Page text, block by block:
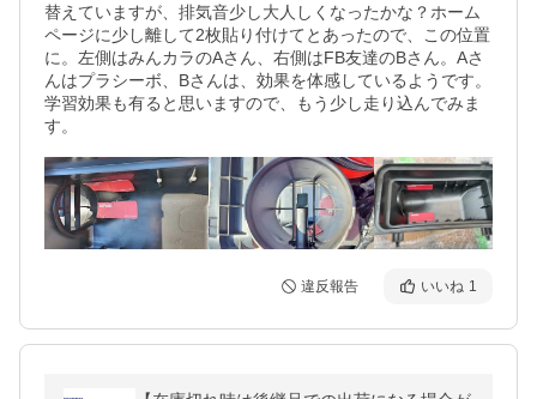
替えていますが、排気音少し大人しくなったかな？ホーム
ページに少し離して2枚貼り付けてとあったので、この位置
に。左側はみんカラのAさん、右側はFB友達のBさん。Aさ
んはプラシーボ、Bさんは、効果を体感しているようです。
学習効果も有ると思いますので、もう少し走り込んでみま
す。
違反報告 いいね 1